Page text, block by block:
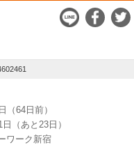
（64日前）
日（あと23日）
ワーク新宿